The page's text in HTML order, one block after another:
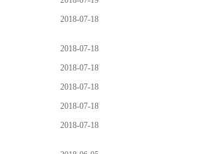
2018-07-18
2018-07-18
2018-07-18
2018-07-18
2018-07-18
2018-07-18